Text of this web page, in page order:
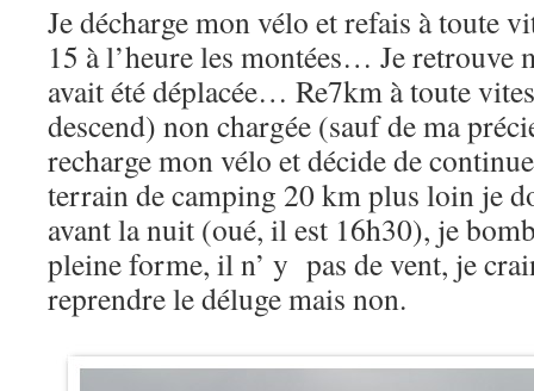
Je décharge mon vélo et refais à toute
15 à l’heure les montées… Je retrouve
avait été déplacée… Re7km à toute
descend) non chargée (sauf de ma
recharge mon vélo et décide de
terrain de camping 20 km plus loin je
avant la nuit (oué, il est 16h30), je
pleine forme, il n’ y pas de vent, je
reprendre le déluge mais non.